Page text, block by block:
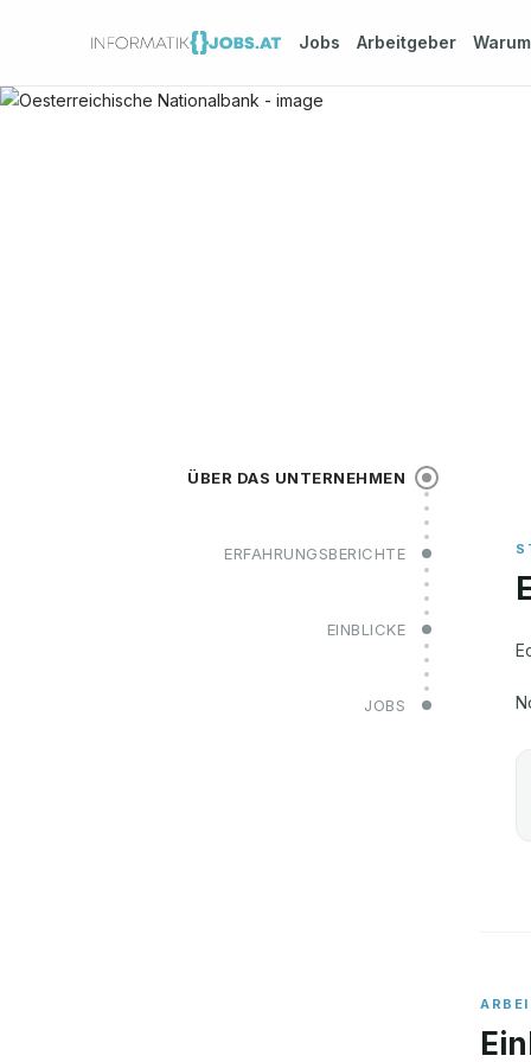
Jobs Arbeitgeber Warum
ÜBER DAS UNTERNEHMEN
ERFAHRUNGSBERICHTE
EINBLICKE
JOBS